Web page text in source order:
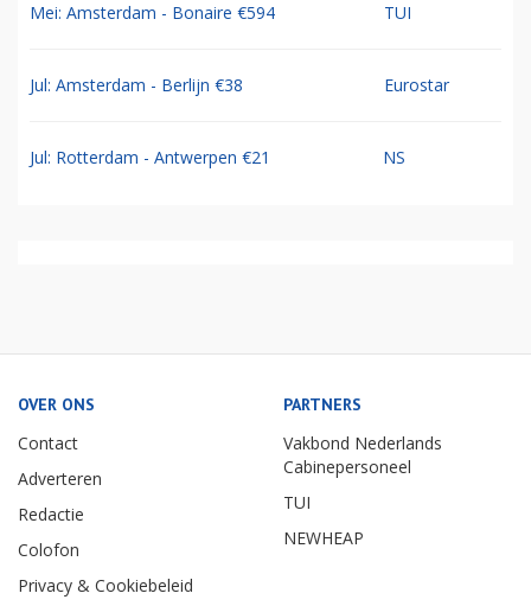
Mei: Amsterdam - Bonaire €594 TUI
Jul: Amsterdam - Berlijn €38 Eurostar
Jul: Rotterdam - Antwerpen €21 NS
OVER ONS
Contact
Adverteren
Redactie
Colofon
Privacy & Cookiebeleid
PARTNERS
Vakbond Nederlands
Cabinepersoneel
TUI
NEWHEAP